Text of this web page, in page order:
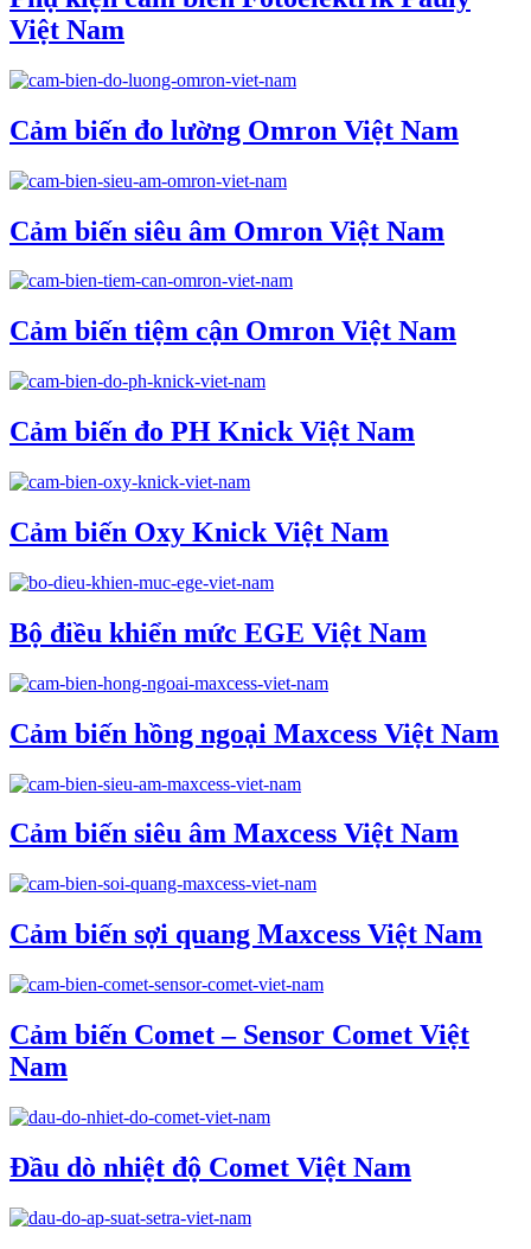
Việt Nam
Cảm biến đo lường Omron Việt Nam
Cảm biến siêu âm Omron Việt Nam
Cảm biến tiệm cận Omron Việt Nam
Cảm biến đo PH Knick Việt Nam
Cảm biến Oxy Knick Việt Nam
Bộ điều khiển mức EGE Việt Nam
Cảm biến hồng ngoại Maxcess Việt Nam
Cảm biến siêu âm Maxcess Việt Nam
Cảm biến sợi quang Maxcess Việt Nam
Cảm biến Comet – Sensor Comet Việt
Nam
Đầu dò nhiệt độ Comet Việt Nam